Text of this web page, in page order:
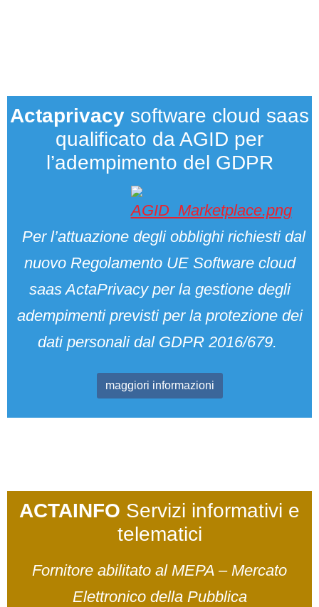
Actaprivacy software cloud saas
qualificato da AGID per
l’adempimento del GDPR
Per l’attuazione degli obblighi richiesti dal
nuovo Regolamento UE Software cloud
saas ActaPrivacy per la gestione degli
adempimenti previsti per la protezione dei
dati personali dal GDPR 2016/679.
maggiori informazioni
ACTAINFO Servizi informativi e
telematici
Fornitore abilitato al MEPA – Mercato
Elettronico della Pubblica